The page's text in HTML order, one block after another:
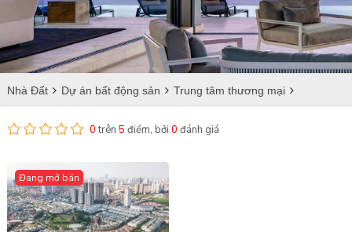
Nhà Đất Dự án bất động sản Trung tâm thương mại
Hà Nội Trung tâm thương mại tại Hà Đông
0trên 5 điểm, bởi 0 đánh giá
Đang mở bán